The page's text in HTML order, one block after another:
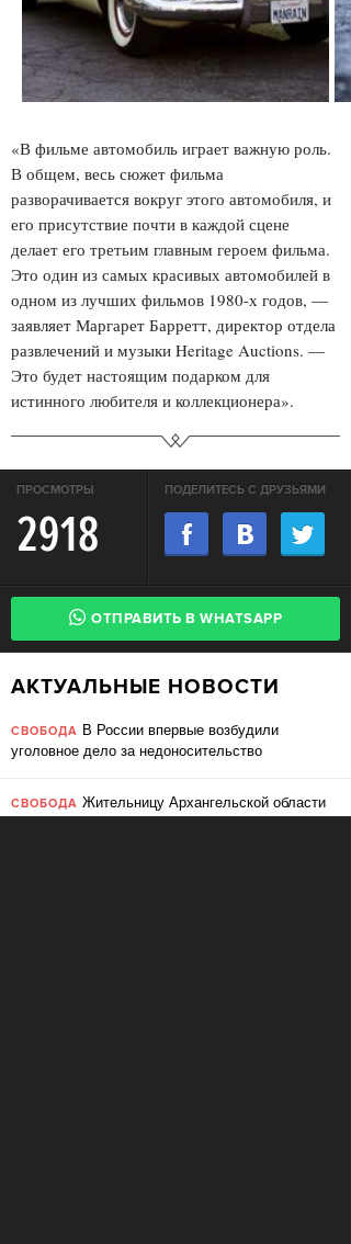
«В фильме автомобиль играет важную роль.
В общем, весь сюжет фильма
разворачивается вокруг этого автомобиля, и
его присутствие почти в каждой сцене
делает его третьим главным героем фильма.
Это один из самых красивых автомобилей в
одном из лучших фильмов 1980-х годов, —
заявляет Маргарет Барретт, директор отдела
развлечений и музыки Heritage Auctions. —
Это будет настоящим подарком для
истинного любителя и коллекционера».
ПРОСМОТРЫ
2918
ПОДЕЛИТЕСЬ С ДРУЗЬЯМИ
ОТПРАВИТЬ В WHATSAPP
АКТУАЛЬНЫЕ НОВОСТИ
СВОБОДА В России впервые возбудили
уголовное дело за недоносительство
СВОБОДА Жительницу Архангельской области